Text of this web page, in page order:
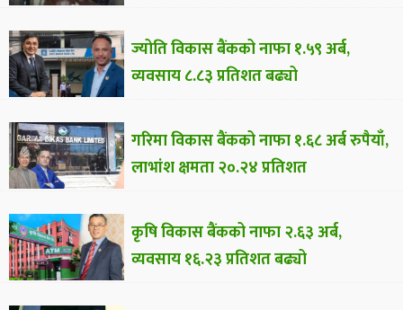
ज्योति विकास बैंकको नाफा १.५९ अर्ब,
व्यवसाय ८.८३ प्रतिशत बढ्यो
गरिमा विकास बैंकको नाफा १.६८ अर्ब रुपैयाँ,
लाभांश क्षमता २०.२४ प्रतिशत
कृषि विकास बैंकको नाफा २.६३ अर्ब,
व्यवसाय १६.२३ प्रतिशत बढ्यो